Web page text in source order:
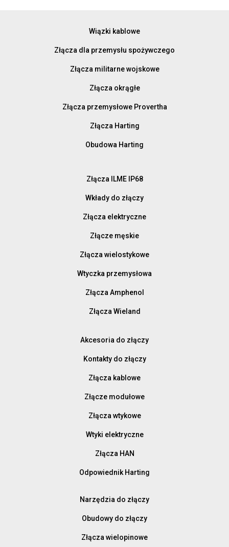
Wiązki kablowe
Złącza dla przemysłu spożywczego
Złącza militarne wojskowe
Złącza okrągłe
Złącza przemysłowe Provertha
Złącza Harting
Obudowa Harting
Złącza ILME IP68
Wkłady do złączy
Złącza elektryczne
Złącze męskie
Złącza wielostykowe
Wtyczka przemysłowa
Złącza Amphenol
Złącza Wieland
Akcesoria do złączy
Kontakty do złączy
Złącza kablowe
Złącze modułowe
Złącza wtykowe
Wtyki elektryczne
Złącza HAN
Odpowiednik Harting
Narzędzia do złączy
Obudowy do złączy
Złącza wielopinowe